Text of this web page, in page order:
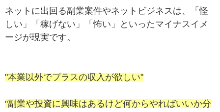
ネットに出回る副業案件やネットビジネスは、「怪
しい」「稼げない」「怖い」といったマイナスイメ
ージが現実です。
"本業以外でプラスの収入が欲しい"
"副業や投資に興味はあるけど何からやればいいか分